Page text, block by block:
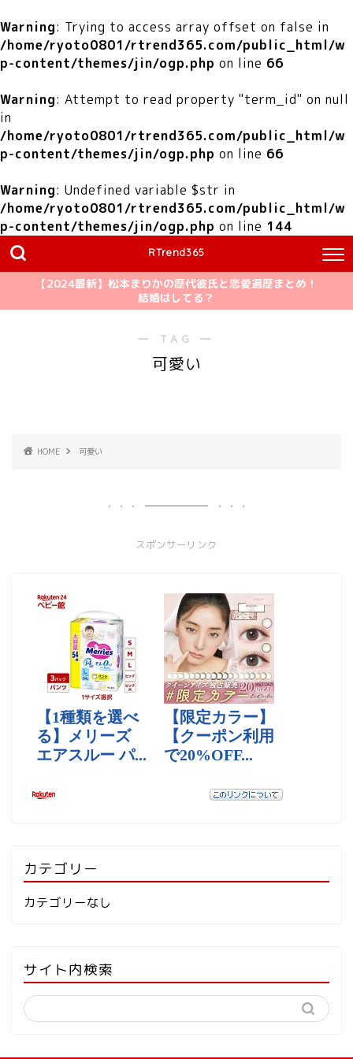
Warning: Trying to access array offset on false in
/home/ryoto0801/rtrend365.com/public_html/w
p-content/themes/jin/ogp.php on line 66
Warning: Attempt to read property "term_id" on null
in
/home/ryoto0801/rtrend365.com/public_html/w
p-content/themes/jin/ogp.php on line 66
Warning: Undefined variable $str in
/home/ryoto0801/rtrend365.com/public_html/w
p-content/themes/jin/ogp.php on line 144
RTrend365
【2024最新】松本まりかの歴代彼氏と恋愛遍歴まとめ！
結婚はしてる？
― TAG ―
可愛い
HOME 可愛い
スポンサーリンク
カテゴリー
カテゴリーなし
サイト内検索